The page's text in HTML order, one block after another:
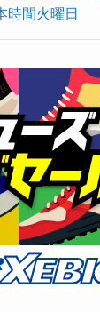
時間火曜日